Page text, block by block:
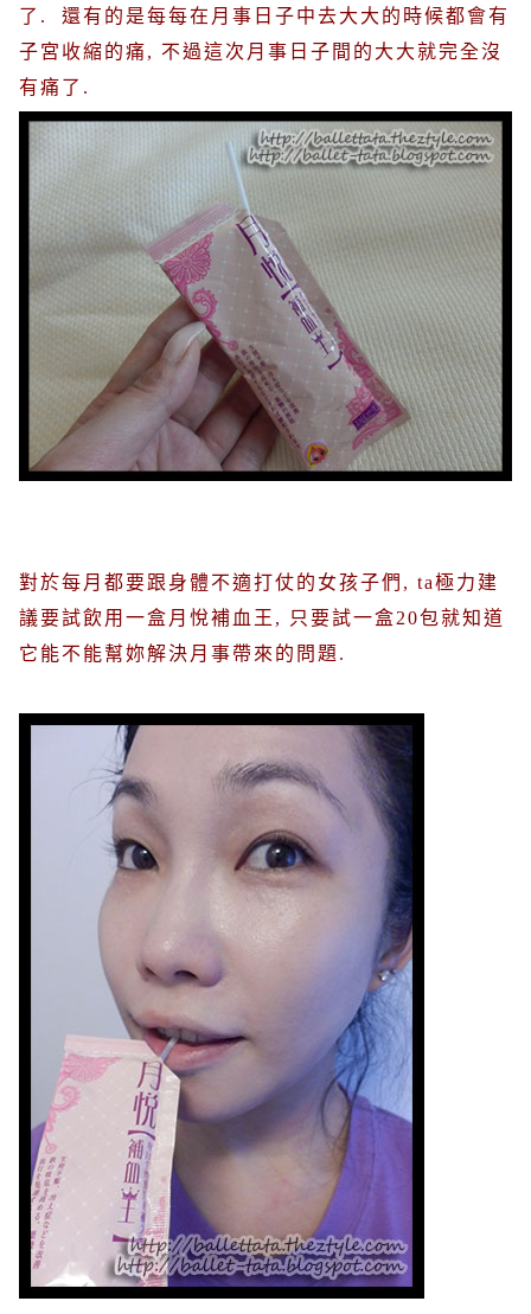
了 . 還有的是每每在月事日子中去大大的時候都會有
子宮收縮的痛, 不過這次月事日子間的大大就完全沒
有痛了 .
對於每月都要跟身體不適打仗的女孩子們 , ta極力建
議要試飲用一盒月悅補血王 , 只要試一盒20包就知道
它能不能幫妳解決月事帶來的問題 .